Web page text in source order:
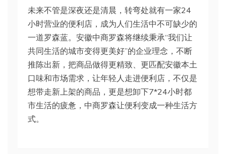
未来不管是深夜还是清晨，转弯处就有一家24
小时营业的便利店，成为人们生活中不可缺少的
一道罗森蓝。安徽中商罗森将继续秉承“我们让
共同生活的城市变得更美好”的企业理念，不断
推陈出新，把商品做得更精致、更匹配安徽本土
口味和市场需求，让年轻人走进便利店，不仅是
想带走新上架的商品，更是想卸下7*24小时都
市生活的疲惫，中商罗森让便利变成一种生活方
式。